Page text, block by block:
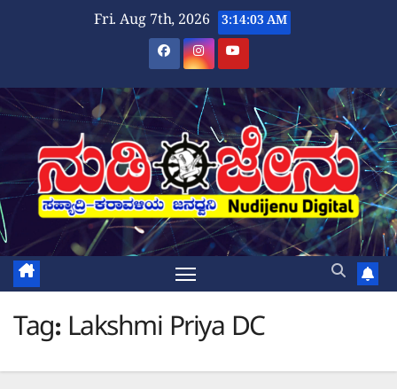
Fri. Aug 7th, 2026 3:14:03 AM
Tag: Lakshmi Priya DC